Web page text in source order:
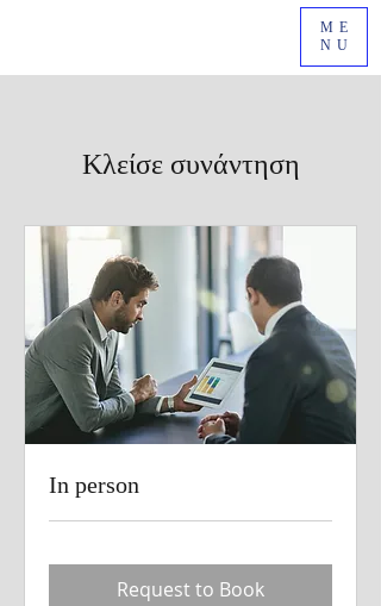
ME
NU
Κλείσε συνάντηση
In person
Request to Book